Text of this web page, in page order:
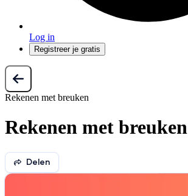
Log in
Registreer je gratis
Rekenen met breuken
Rekenen met breuken
Delen